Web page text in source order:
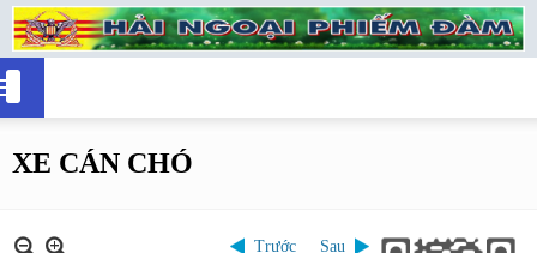
XE CÁN CHÓ
Trước Sau